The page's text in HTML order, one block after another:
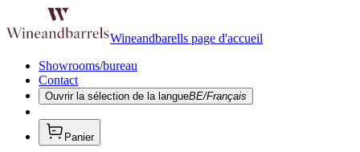
Wineandbarells page d'accueil
Showrooms/bureau
Contact
Ouvrir la sélection de la langueBE/Français
Panier